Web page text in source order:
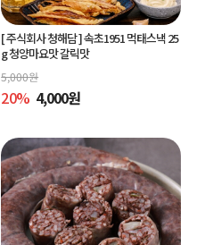
[ 주식회사 청해담 ]속초1951 먹태스낵 25
g 청양마요맛 갈릭맛
5,000원
20% 4,000원